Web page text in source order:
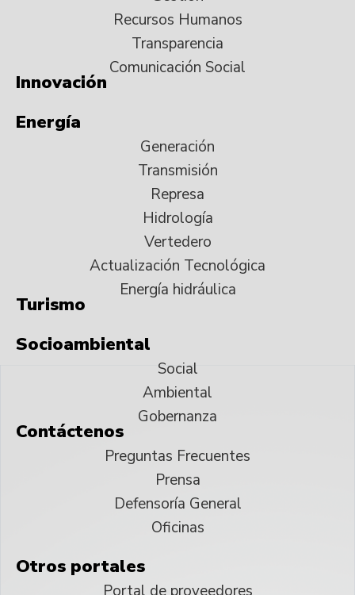
Recursos Humanos
Transparencia
Comunicación Social
Innovación
Energía
Generación
Transmisión
Represa
Hidrología
Vertedero
Actualización Tecnológica
Energía hidráulica
Turismo
Socioambiental
Social
Ambiental
Gobernanza
Contáctenos
Preguntas Frecuentes
Prensa
Defensoría General
Oficinas
Otros portales
Portal de proveedores